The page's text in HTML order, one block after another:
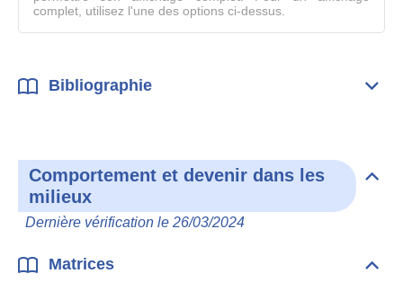
complet, utilisez l'une des options ci-dessus.
Bibliographie
Comportement et devenir dans les
milieux
Dernière vérification le 26/03/2024
les
Matrices